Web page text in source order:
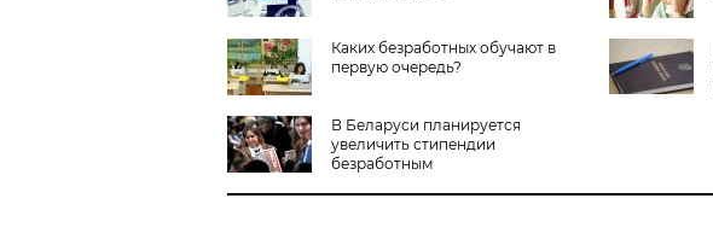
Каких безработных обучают в
первую очередь?
В Беларуси планируется
увеличить стипендии
безработным